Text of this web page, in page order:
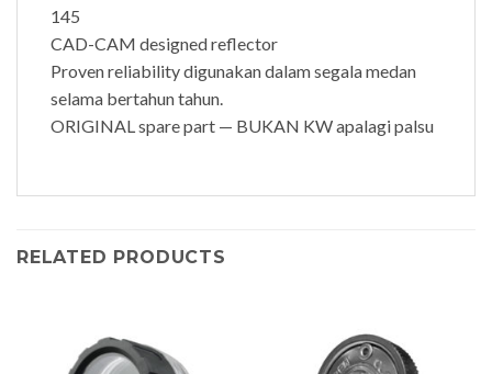
145
CAD-CAM designed reflector
Proven reliability digunakan dalam segala medan
selama bertahun tahun.
ORIGINAL spare part — BUKAN KW apalagi palsu
RELATED PRODUCTS